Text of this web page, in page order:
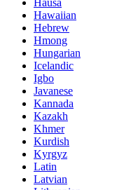
Hawaiian
Hebrew
Hmong
Hungarian
Icelandic
Igbo
Javanese
Kannada
Kazakh
Khmer
Kurdish
Kyrgyz
Latin
Latvian